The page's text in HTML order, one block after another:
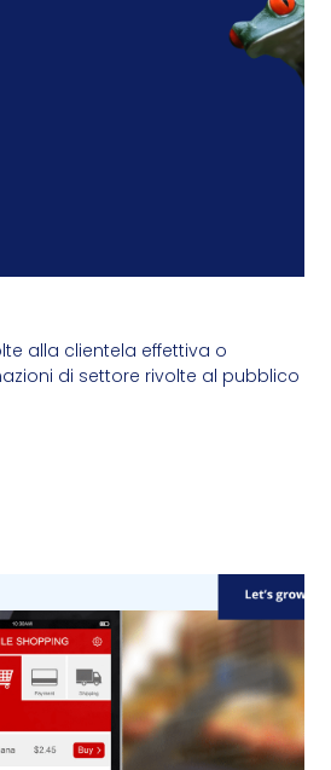
alla clientela effettiva o
di settore rivolte al pubblico